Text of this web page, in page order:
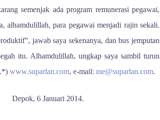
semenjak ada program remunerasi pegawai,
alhamdulillah, para pegawai menjadi rajin sekali.
jawab saya sekenanya, dan bus jemputan
itu. Alhamdulillah, ungkap saya sambil turun
www.suparlan.com, e-mail: me@suparlan.com.
Depok, 6 Januari 2014.